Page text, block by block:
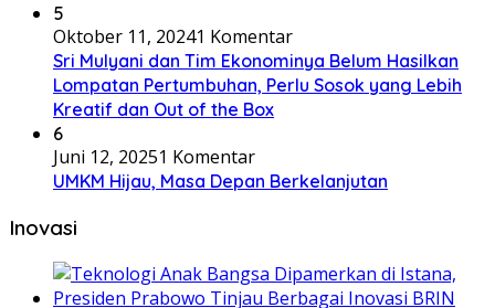
5
Oktober 11, 20241 Komentar
Sri Mulyani dan Tim Ekonominya Belum Hasilkan
Lompatan Pertumbuhan, Perlu Sosok yang Lebih
Kreatif dan Out of the Box
6
Juni 12, 20251 Komentar
UMKM Hijau, Masa Depan Berkelanjutan
Inovasi